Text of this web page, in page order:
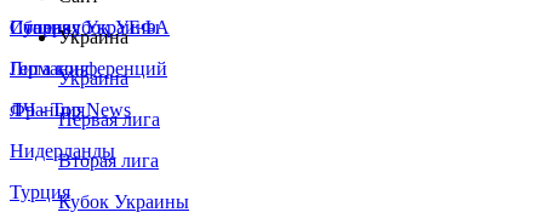
Сборная Украины
Италия
Германия
Франция
Нидерланды
Турция
Суперкубок УЕФА
Лига конференций
ЛЧ - Top News
Украина
Украина
Первая лига
Вторая лига
Кубок Украины